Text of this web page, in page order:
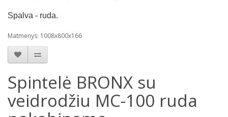
Spalva - ruda.
Matmenys: 1008x800x166
Spintelė BRONX su
veidrodžiu MC-100 ruda